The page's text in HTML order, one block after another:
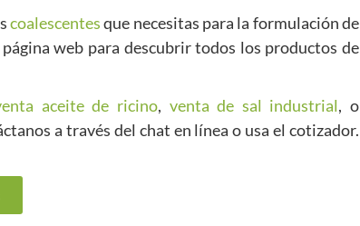
coalescentesque necesitas para la formulación de
web para descubrir todos los productos de
aceite de ricino, venta de sal industrial, o
a través del chat en línea o usa el cotizador.